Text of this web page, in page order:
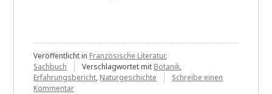
Veröffentlicht in Französische Literatur,
Sachbuch
Verschlagwortet mit Botanik,
Erfahrungsbericht, Naturgeschichte
Schreibe einen
Kommentarzu